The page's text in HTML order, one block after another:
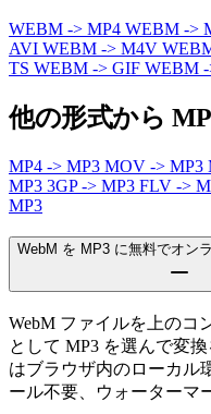
WEBM -> MP4 WEBM ->
AVI WEBM -> M4V
TS WEBM -> GIF WEBM
他の形式から
MP4 -> MP3 MOV -> MP3
MP3 3GP -> MP3 FLV ->
MP3
WebM を MP3 に無料でオン
WebM ファイルを上のコ
として MP3 を選んで変
はブラウザ内のローカル
ール不要、ウォーターマ